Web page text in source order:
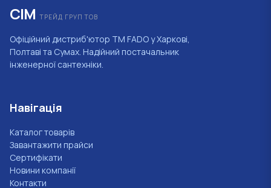
СІМ ТРЕЙД ГРУП ТОВ
Офіційний дистриб'ютор ТМ FADO у Харкові,
Полтаві та Сумах. Надійний постачальник
інженерної сантехніки.
Навігація
Каталог товарів
Завантажити прайси
Сертифікати
Новини компанії
Контакти